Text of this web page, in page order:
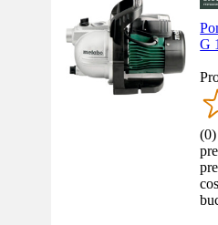
G
(0)